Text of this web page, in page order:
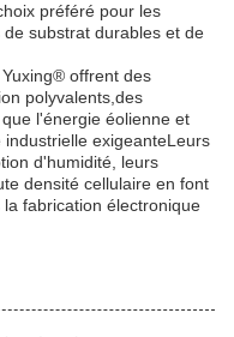
préféré pour les
substrat durables et de
offrent des
polyvalents,des
l'énergie éolienne et
exigeanteLeurs
d'humidité, leurs
densité cellulaire en font
fabrication électronique